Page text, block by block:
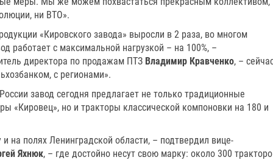
ни ВТО».
«Кировского завода» выросли в 2 раза, во многом
работает с максимальной нагрузкой – на 100%, –
директора по продажам ПТЗ Владимир Кравченко, –
с регионами».
завод сегодня предлагает не только традиционные
«Кировец», но и тракторы классической компоновки на 180 и
на полях Ленинградской области, – подтвердил вице-
Яхнюк, – где достойно несут свою марку: около 300